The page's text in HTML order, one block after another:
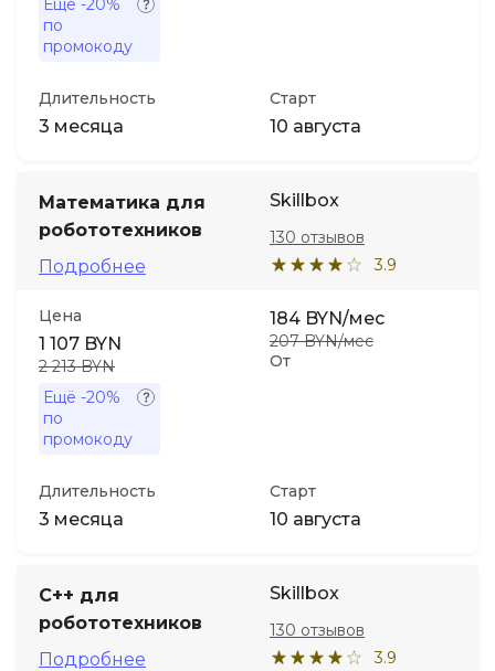
Ещё -20%
по
промокоду
Длительность
3 месяца
Старт
10 августа
Математика для
робототехников
Подробнее
Skillbox
3.9
130 отзывов
Цена
1 107 BYN
2 213 BYN
Ещё -20%
по
промокоду
От
184 BYN/мес
207 BYN/мес
Длительность
3 месяца
Старт
10 августа
C++ для
робототехников
Подробнее
Skillbox
3.9
130 отзывов